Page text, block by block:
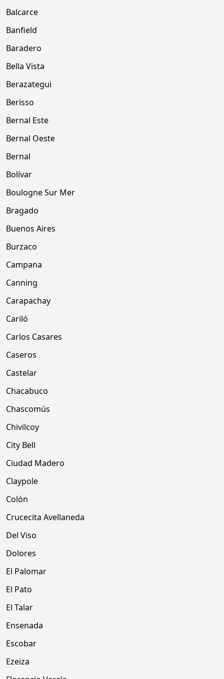
Balcarce
Banfield
Baradero
Bella Vista
Berazategui
Berisso
Bernal Este
Bernal Oeste
Bernal
Bolívar
Boulogne Sur Mer
Bragado
Buenos Aires
Burzaco
Campana
Canning
Carapachay
Cariló
Carlos Casares
Caseros
Castelar
Chacabuco
Chascomús
Chivilcoy
City Bell
Ciudad Madero
Claypole
Colón
Crucecita Avellaneda
Del Viso
Dolores
El Palomar
El Pato
El Talar
Ensenada
Escobar
Ezeiza